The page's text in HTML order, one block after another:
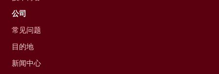
公司
常见问题
目的地
新闻中心